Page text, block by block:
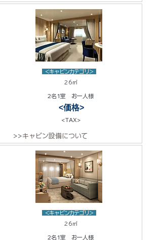
<キャビンカテゴリ>
26㎡
2名1室 お一人様
<価格>
<TAX>
>>キャビン設備について
<キャビンカテゴリ>
26㎡
2名1室 お一人様